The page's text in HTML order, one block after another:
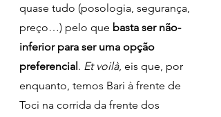
quase tudo (posologia, segurança,
preço…) pelo que basta ser não-
inferior para ser uma opção
preferencial. Et voilà, eis que, por
enquanto, temos Bari à frente de
Toci na corrida da frente dos